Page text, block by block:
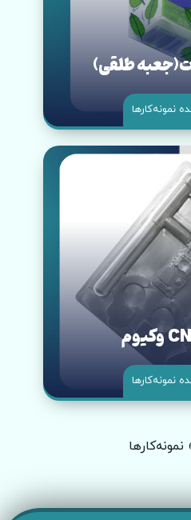
طلقی)
نمونه‌کار‌ها
نمونه‌کار‌ها
نمونه‌کارها